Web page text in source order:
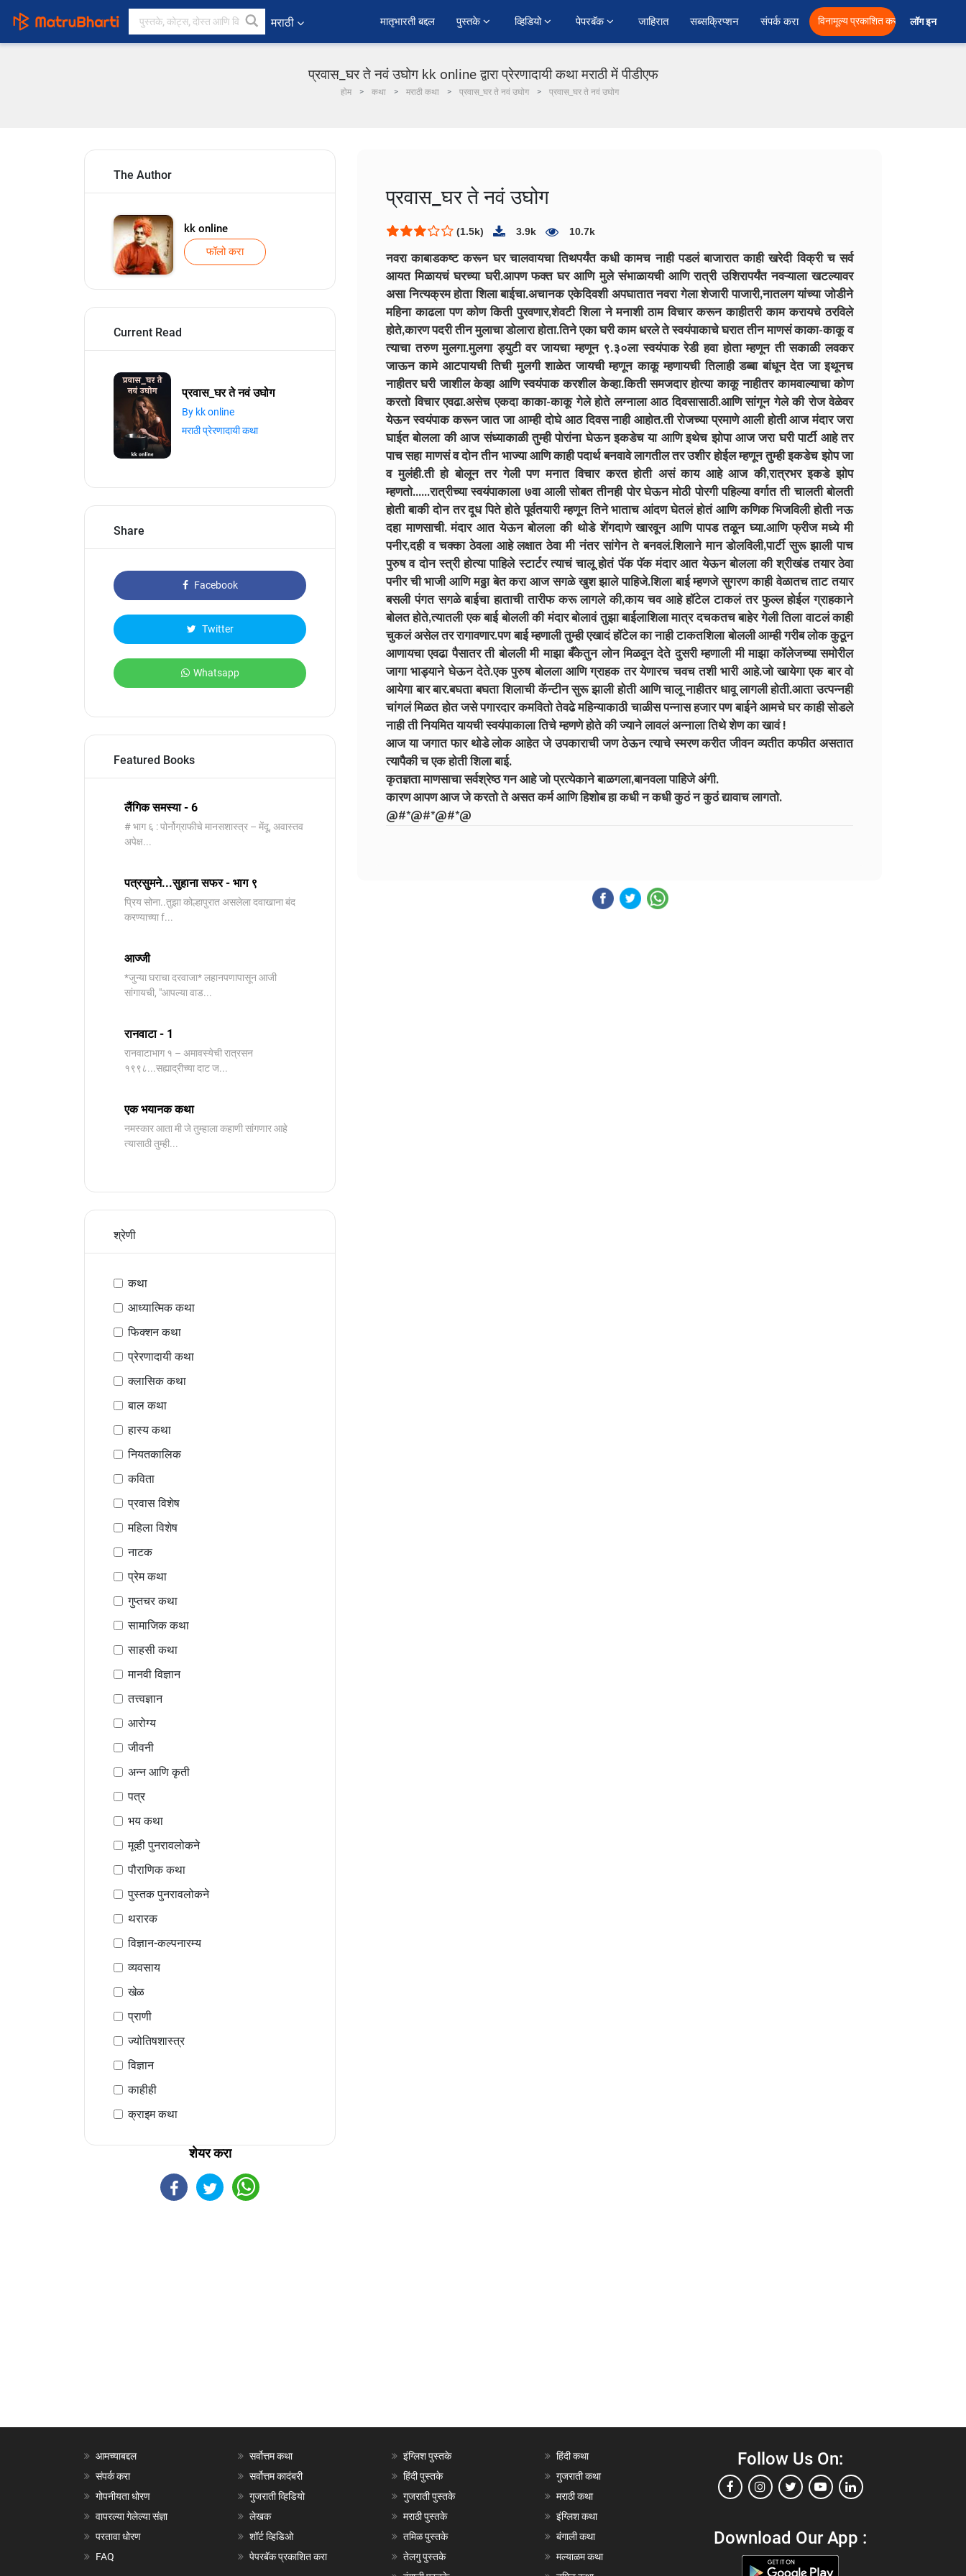
मराठी ﻿मातृभारती बद्दल पुस्तके व्हिडियो पेपरबॅक जाहिरात सब्सक्रिप्शन संपर्क करा विनामूल्य प्रकाशित करा लॉग इन
प्रवास_घर ते नवं उघोग kk online द्वारा प्रेरणादायी कथा मराठी में पीडीएफ
होम कथा मराठी कथा प्रवास_घर ते नवं उघोग प्रवास_घर ते नवं उघोग
The Author
kk online
फॉलो करा
Current Read
प्रवास_घर ते नवं उघोग
By kk online
मराठी प्रेरणादायी कथा
Share
Facebook
Twitter
Whatsapp
Featured Books
लैंगिक समस्या - 6
# भाग ६ : पोर्नोग्राफीचे मानसशास्त्र – मेंदू, अवास्तव
अपेक्ष...
पत्रसुमने...सुहाना सफर - भाग ९
प्रिय सोना..तुझा कोल्हापुरात असलेला दवाखाना बंद
करण्याच्या f...
आज्जी
*जुन्या घराचा दरवाजा* लहानपणापासून आजी
सांगायची, "आपल्या वाड...
रानवाटा - 1
रानवाटाभाग १ – अमावस्येची रात्रसन
१९९८...सह्याद्रीच्या दाट ज...
एक भयानक कथा
नमस्कार आता मी जे तुम्हाला कहाणी सांगणार आहे
त्यासाठी तुम्ही...
श्रेणी
कथा
आध्यात्मिक कथा
फिक्शन कथा
प्रेरणादायी कथा
क्लासिक कथा
बाल कथा
हास्य कथा
नियतकालिक
कविता
प्रवास विशेष
महिला विशेष
नाटक
प्रेम कथा
गुप्तचर कथा
सामाजिक कथा
साहसी कथा
मानवी विज्ञान
तत्त्वज्ञान
आरोग्य
जीवनी
अन्न आणि कृती
पत्र
भय कथा
मूव्ही पुनरावलोकने
पौराणिक कथा
पुस्तक पुनरावलोकने
थरारक
विज्ञान-कल्पनारम्य
व्यवसाय
खेळ
प्राणी
ज्योतिषशास्त्र
विज्ञान
काहीही
क्राइम कथा
शेयर करा
प्रवास_घर ते नवं उघोग
(1.5k) 3.9k 10.7k
नवरा काबाडकष्ट करून घर चालवायचा तिथपर्यंत कधी कामच नाही पडलं बाजारात काही खरेदी विक्री च सर्व
आयत मिळायचं घरच्या घरी.आपण फक्त घर आणि मुले संभाळायची आणि रात्री उशिरापर्यंत नवऱ्याला खटल्यावर
असा नित्यक्रम होता शिला बाईचा.अचानक एकेदिवशी अपघातात नवरा गेला शेजारी पाजारी,नातलग यांच्या जोडीने
महिना काढला पण कोण किती पुरवणार,शेवटी शिला ने मनाशी ठाम विचार करून काहीतरी काम करायचे ठरविले
होते,कारण पदरी तीन मुलाचा डोलारा होता.तिने एका घरी काम धरले ते स्वयंपाकाचे घरात तीन माणसं काका-काकू व
त्याचा तरुण मुलगा.मुलगा ड्युटी वर जायचा म्हणून ९.३०ला स्वयंपाक रेडी हवा होता म्हणून ती सकाळी लवकर
जाऊन कामे आटपायची तिची मुलगी शाळेत जायची म्हणून काकू म्हणायची तिलाही डब्बा बांधून देत जा इथूनच
नाहीतर घरी जाशील केव्हा आणि स्वयंपाक करशील केव्हा.किती समजदार होत्या काकू नाहीतर कामवाल्याचा कोण
करतो विचार एवढा.असेच एकदा काका-काकू गेले होते लग्नाला आठ दिवसासाठी.आणि सांगून गेले की रोज वेळेवर
येऊन स्वयंपाक करून जात जा आम्ही दोघे आठ दिवस नाही आहोत.ती रोजच्या प्रमाणे आली होती आज मंदार जरा
घाईत बोलला की आज संध्याकाळी तुम्ही पोरांना घेऊन इकडेच या आणि इथेच झोपा आज जरा घरी पार्टी आहे तर
पाच सहा माणसं व दोन तीन भाज्या आणि काही पदार्थ बनवावे लागतील तर उशीर होईल म्हणून तुम्ही इकडेच झोप जा
व मुलंही.ती हो बोलून तर गेली पण मनात विचार करत होती असं काय आहे आज की,रात्रभर इकडे झोप
म्हणतो......रात्रीच्या स्वयंपाकाला ७वा आली सोबत तीनही पोर घेऊन मोठी पोरगी पहिल्या वर्गात ती चालती बोलती
होती बाकी दोन तर दूध पिते होते पूर्वतयारी म्हणून तिने भाताच आंदण घेतलं होतं आणि कणिक भिजविली होती नऊ
दहा माणसाची. मंदार आत येऊन बोलला की थोडे शेंगदाणे खारवून आणि पापड तळून घ्या.आणि फ्रीज मध्ये मी
पनीर,दही व चक्का ठेवला आहे लक्षात ठेवा मी नंतर सांगेन ते बनवलं.शिलाने मान डोलविली,पार्टी सुरू झाली पाच
पुरुष व दोन स्त्री होत्या पाहिले स्टार्टर त्याचं चालू होतं पॅक पॅक मंदार आत येऊन बोलला की श्रीखंड तयार ठेवा
पनीर ची भाजी आणि मठ्ठा बेत करा आज सगळे खुश झाले पाहिजे.शिला बाई म्हणजे सुगरण काही वेळातच ताट तयार
बसली पंगत सगळे बाईचा हाताची तारीफ करू लागले की,काय चव आहे हॉटेल टाकलं तर फुल्ल होईल ग्राहकाने
बोलत होते,त्यातली एक बाई बोलली की मंदार बोलावं तुझा बाईलाशिला मात्र दचकतच बाहेर गेली तिला वाटलं काही
चुकलं असेल तर रागावणार.पण बाई म्हणाली तुम्ही एखादं हॉटेल का नाही टाकतशिला बोलली आम्ही गरीब लोक कुठून
आणायचा एवढा पैसातर ती बोलली मी माझा बँकेतुन लोन मिळवून देते दुसरी म्हणाली मी माझा कॉलेजच्या समोरील
जागा भाड्याने घेऊन देते.एक पुरुष बोलला आणि ग्राहक तर येणारच चवच तशी भारी आहे.जो खायेगा एक बार वो
आयेगा बार बार.बघता बघता शिलाची कॅन्टीन सुरू झाली होती आणि चालू नाहीतर धावू लागली होती.आता उत्पन्नही
चांगलं मिळत होत जसे पगारदार कमवितो तेवढे महिन्याकाठी चाळीस पन्नास हजार पण बाईने आमचे घर काही सोडले
नाही ती नियमित यायची स्वयंपाकाला तिचे म्हणणे होते की ज्याने लावलं अन्नाला तिथे शेण का खावं !
आज या जगात फार थोडे लोक आहेत जे उपकाराची जण ठेऊन त्याचे स्मरण करीत जीवन व्यतीत कफीत असतात
त्यापैकी च एक होती शिला बाई.
कृतज्ञता माणसाचा सर्वश्रेष्ठ गन आहे जो प्रत्येकाने बाळगला,बानवला पाहिजे अंगी.
कारण आपण आज जे करतो ते असत कर्म आणि हिशोब हा कधी न कधी कुठं न कुठं द्यावाच लागतो.
@#*@#*@#*@
आमच्याबद्दल
संपर्क करा
गोपनीयता धोरण
वापरल्या गेलेल्या संज्ञा
परतावा धोरण
FAQ
सर्वोत्तम कथा
सर्वोत्तम कादंबरी
गुजराती व्हिडियो
लेखक
शॉर्ट व्हिडिओ
पेपरबॅक प्रकाशित करा
इंग्लिश पुस्तके
हिंदी पुस्तके
गुजराती पुस्तके
मराठी पुस्तके
तमिळ पुस्तके
तेलगु पुस्तके
हिंदी कथा
गुजराती कथा
मराठी कथा
इंग्लिश कथा
बंगाली कथा
मल्याळम कथा
Follow Us On:
Download Our App :